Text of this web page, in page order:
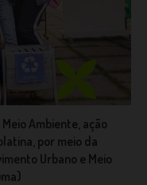
Ambiente, ação
por meio da
Urbano e Meio